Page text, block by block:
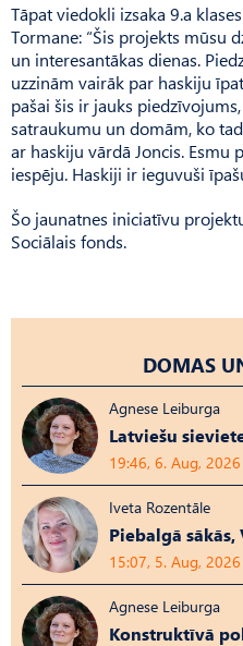
Tāpat viedokli izsaka 9.a
Tormane: “Šis projekts mūsu
un interesantākas dienas.
uzzinām vairāk par haskiju
pašai šis ir jauks
satraukumu un domām, ko
ar haskiju vārdā Joncis. Esmu
iespēju. Haskiji ir ieguvuši
Šo jaunatnes iniciatīvu
Sociālais fonds.
DOMAS
Agnese Leiburga
Latviešu
19:46, 6. Aug, 2026
Iveta Rozentāle
Piebalgā
15:07, 5. Aug, 2026
Agnese Leiburga
Konstruktīvā